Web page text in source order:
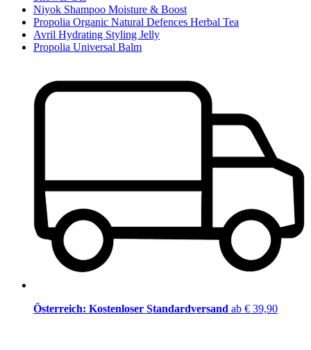
Niyok Shampoo Moisture & Boost
Propolia Organic Natural Defences Herbal Tea
Avril Hydrating Styling Jelly
Propolia Universal Balm
Österreich: Kostenloser Standardversand ab € 39,90